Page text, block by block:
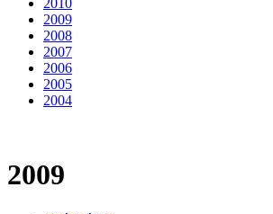
2009
2008
2007
2006
2005
2004
2009